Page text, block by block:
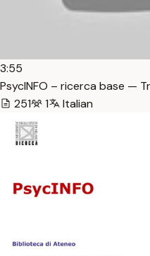
3:55
PsycINFO – ricerca base —
251
1 Italian